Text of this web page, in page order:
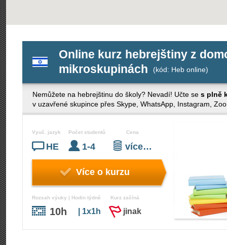
Online kurz hebrejštiny z
mikroskupinách
(kód: Heb online)
Nemůžete na hebrejštinu do školy? Nevadí! Učte se s plně
v uzavřené skupince přes Skype, WhatsApp, Instagram,
Vyuč. jazyk
HE
Počet studentů
1-4
Cena
více…
Více o kurzu
Rozsah výuky | Hodin týdně
10h | 1x1h
Kurz začíná
jinak